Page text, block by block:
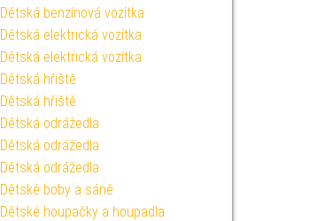
Dětská benzínová vozítka
Dětská elektrická vozítka
Dětská elektrická vozítka
Dětská hřiště
Dětská hřiště
Dětská odrážedla
Dětská odrážedla
Dětská odrážedla
Dětské boby a sáně
Dětské houpačky a houpadla